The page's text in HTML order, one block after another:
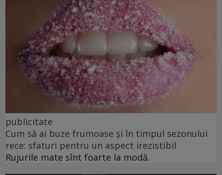
publicitate
Cum să ai buze frumoase şi în timpul sezonului
rece: sfaturi pentru un aspect irezistibil
Rujurile mate sînt foarte la modă.